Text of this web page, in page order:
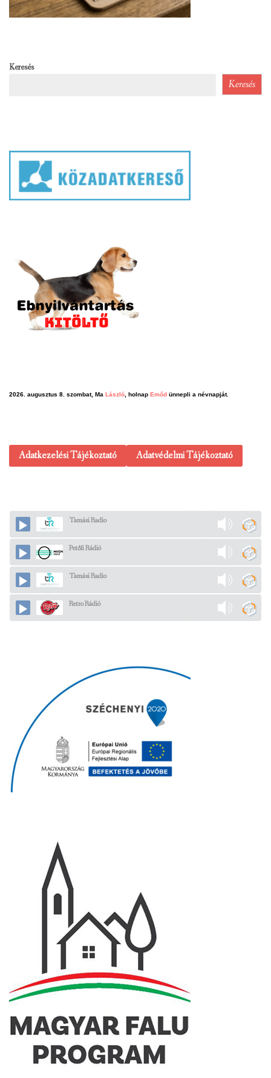
Keresés
Keresés
2026. augusztus 8. szombat, Ma László, holnap Emőd ünnepli a névnapját.
Adatkezelési Tájékoztató Adatvédelmi Tájékoztató
Tamási Radio
Petőfi Rádió
Tamási Radio
Retro Rádió